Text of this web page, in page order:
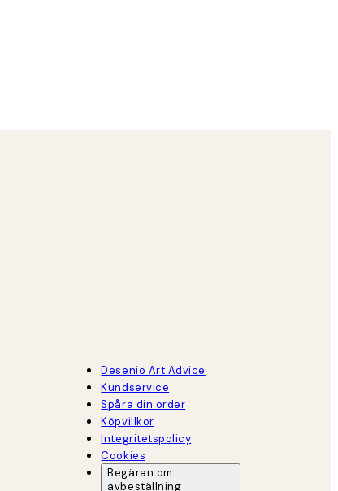
Desenio Art Advice
Kundservice
Spåra din order
Köpvillkor
Integritetspolicy
Cookies
Begäran om
avbeställning